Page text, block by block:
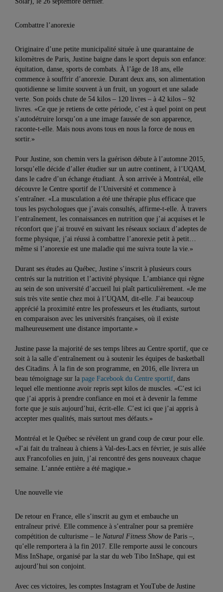
Combattre l’anorexie
Originaire d’une petite municipalité située à une quarantaine de
kilomètres de Paris, Justine baigne dans le sport depuis son enfance:
équitation, danse, sports de combats. À l’âge de 18 ans, elle
commence à souffrir d’anorexie. Durant deux ans, son alimentation
quotidienne se limite souvent à un fruit, un yogourt et une salade
verte. Son poids chute de 54 kilos – 120 livres – à 42 kilos – 92
livres. «Ce que je retiens de cette période, c’est à quel point on peut
s’autodétruire lorsqu’on a une image faussée de son apparence,
raconte-t-elle. Mais nous avons tous en nous la force de nous en
sortir.»
Pour Justine, son chemin vers la guérison débute à l’automne 2015,
lorsqu’elle décide d’aller étudier sur un autre continent, à l’UQAM,
dans le cadre d’un échange étudiant. À son arrivée à Montréal, elle
découvre le Centre sportif de l’Université et commence à
s’entraîner. «La musculation a été une thérapie plus efficace que
tous les psychologues que j’avais consultés, affirme-t-elle. À travers
l’entraînement, les connaissances en nutrition que j’ai acquises et le
réconfort que j’ai trouvé en suivant les réseaux sociaux d’adeptes de
forme physique, j’ai réussi à combattre l’anorexie petit à petit…
même si l’anorexie est une maladie qui me suivra toute la vie.»
Durant ses études au Québec, Justine s’inscrit à plusieurs cours
centrés sur la nutrition et l’activité physique. L’ambiance qui règne
au sein de son université d’accueil lui plaît particulièrement. «Je me
suis très vite sentie chez moi à l’UQAM, dit-elle. J’ai beaucoup
apprécié la proximité entre les professeurs et les étudiants, surtout
en comparaison avec les universités françaises, où il existe
malheureusement une distance importante.»
Justine passe la majorité de ses temps libres au Centre sportif, que ce
soit à la salle d’entraînement ou à soutenir les équipes de basketball
des Citadins. À la fin de son programme, en 2016, elle livrera un
beau témoignage sur la page Facebook du Centre sportif, dans
lequel elle mentionne avoir repris sept kilos de muscles. «C’est ici
que j’ai appris à prendre confiance en moi et à devenir la femme
forte que je suis aujourd’hui, écrit-elle. C’est ici que j’ai appris à
accepter mes qualités, mais surtout mes défauts.»
Montréal et le Québec se révèlent un grand coup de cœur pour elle.
«J’ai fait du traîneau à chiens à Val-des-Lacs en février, je suis allée
aux Francofolies en juin, j’ai rencontré des gens nouveaux chaque
semaine. L’année entière a été magique.»
Une nouvelle vie
De retour en France, elle s’inscrit au gym et embauche un
entraîneur privé. Elle commence à s’entraîner pour sa première
compétition de culturisme – le Natural Fitness Show de Paris –,
qu’elle remportera à la fin 2017. Elle remporte aussi le concours
Miss InShape, organisé par la star du web Tibo InShape, qui est
aujourd’hui son conjoint.
Avec ces victoires, les comptes Instagram et YouTube de Justine